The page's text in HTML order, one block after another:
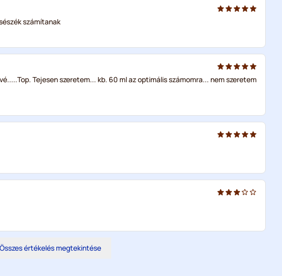
számítanak
Tejesen szeretem... kb. 60 ml az optimális számomra... nem szeretem
Összes értékelés megtekintése